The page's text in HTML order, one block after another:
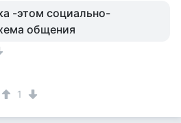
-этом социально-
общения
1